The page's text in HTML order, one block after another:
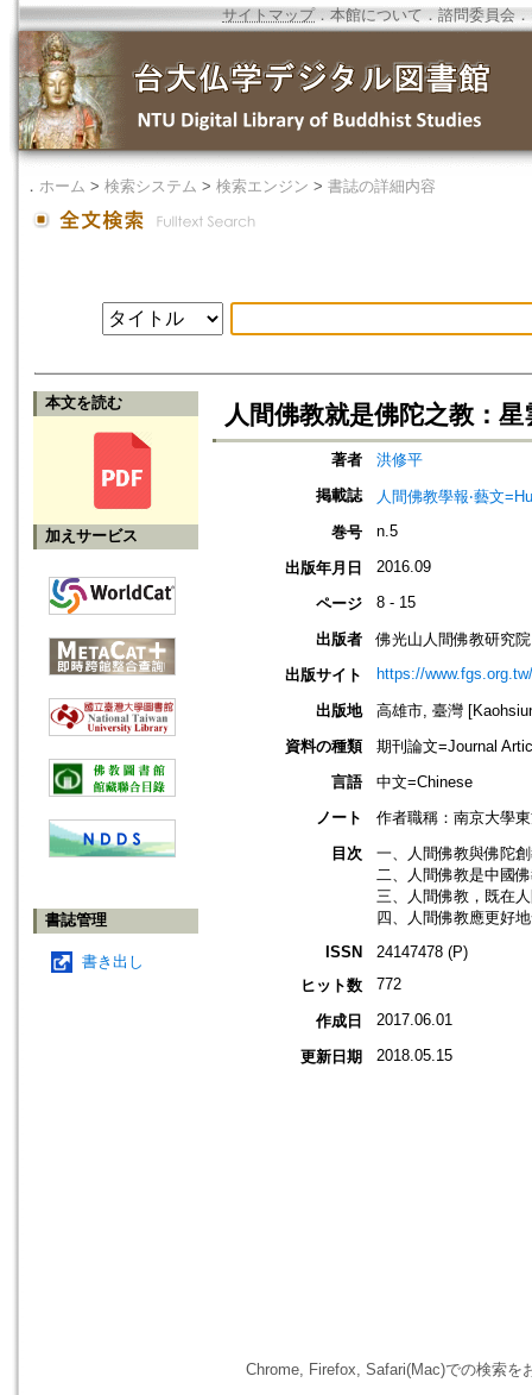
サイトマップ．本館について ． 諮問委員会 ．
． ホーム > 検索システム > 検索エンジン > 書誌の詳細内容
本文を読む
加えサービス
書誌管理
書き出し
人間佛教就是佛陀之教：
著者
洪修平
掲載誌
人間佛教學報‧藝文
巻号
n.5
出版年月日 2016.09
ページ 8 - 15
出版者
佛光山人間佛教研究院
出版サイト
https://www.fgs.org.tw/
出版地
高雄市, 臺灣
資料の種類
期刊論文=Journal
言語
中文=Chinese
ノート
作者職稱：南京大學
目次
一、人間佛教與佛陀
二、人間佛教是中國
三、人間佛教，既在
四、人間佛教應更好
ISSN
24147478 (P)
ヒット数
772
作成日 2017.06.01
更新日期 2018.05.15
Chrome, Firefox, Safari(Mac)での検索を